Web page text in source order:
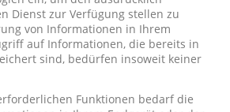
Dienst zur Verfügung stellen zu
von Informationen in Ihrem
auf Informationen, die bereits in
sind, bedürfen insoweit keiner
Funktionen bedarf die